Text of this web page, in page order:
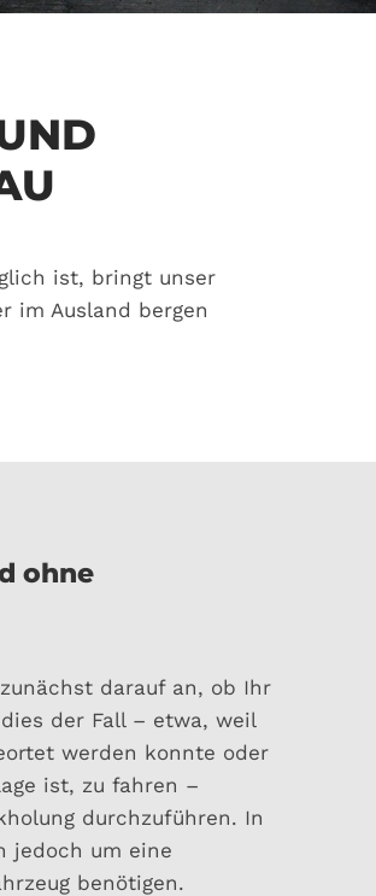
ist, bringt unser
im Ausland bergen
ohne
darauf an, ob Ihr
der Fall – etwa, weil
werden konnte oder
ist, zu fahren –
durchzuführen. In
jedoch um eine
benötigen.